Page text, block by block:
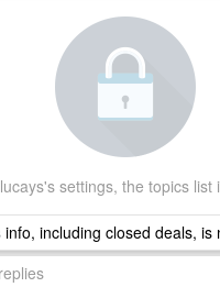
settings, the topics list
info, including closed deals, is